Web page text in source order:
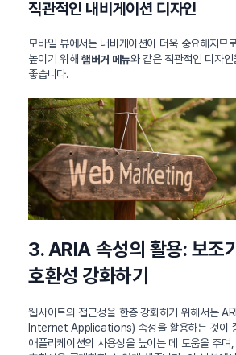
직관적인 내비게이션 디자인
모바일 뷰에서는 내비게이션이 더욱 중요해지므
높이기 위해 햄버거 메뉴와 같은 직관적인 디자인
좋습니다.
3. ARIA 속성의 활용: 보조
호환성 강화하기
웹사이트의 접근성을 한층 강화하기 위해서는
Internet Applications) 속성을 활용하는 것이
애플리케이션의 사용성을 높이는 데 도움을 주며